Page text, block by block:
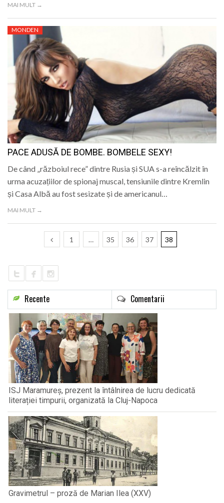
MAI MULT →
MONDEN
PACE ADUSĂ DE BOMBE. BOMBELE SEXY!
De când „războiul rece” dintre Rusia și SUA s-a reîncălzit în
urma acuzațiilor de spionaj muscal, tensiunile dintre Kremlin
și Casa Albă au fost sesizate și de americanul…
MAI MULT →
1 … 35 36 37 38
Recente Comentarii
ISJ Maramureș, prezent la întâlnirea de lucru dedicată
literației timpurii, organizată la Cluj-Napoca
Gravimetrul – proză de Marian Ilea (XXV)